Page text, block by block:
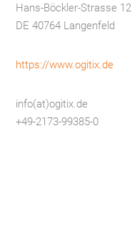
Hans-Böckler-Strasse 12
DE 40764 Langenfeld
https://www.ogitix.de
info(at)ogitix.de
+49-2173-99385-0